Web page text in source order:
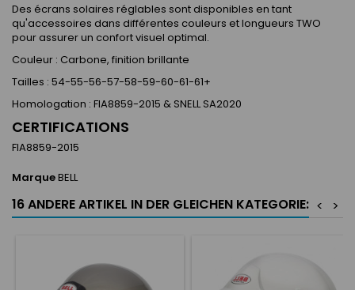
Des écrans solaires réglables sont disponibles en tant
qu'accessoires dans différentes couleurs et longueurs TWO
pour assurer un confort visuel optimal.
Couleur : Carbone, finition brillante
Tailles : 54-55-56-57-58-59-60-61-61+
Homologation : FIA8859-2015 & SNELL SA2020
CERTIFICATIONS
FIA8859-2015
MarqueBELL
16 ANDERE ARTIKEL IN DER GLEICHEN KATEGORIE: >
<